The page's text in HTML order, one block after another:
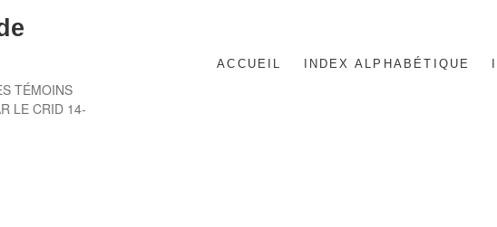
TÉMOINS
LE CRID 14-
ACCUEIL INDEX ALPHABÉTIQUE